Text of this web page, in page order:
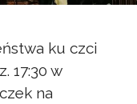
ku czci
17:30 w
na